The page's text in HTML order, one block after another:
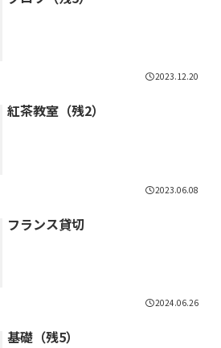
2023.12.20
紅茶教室（残2）
2023.06.08
フランス貸切
2024.06.26
基礎（残5）